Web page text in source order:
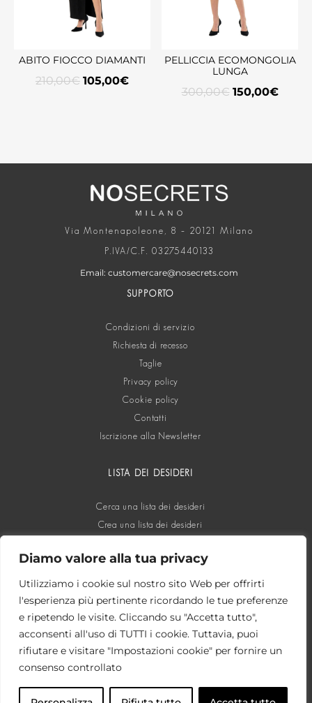
Diamo valore alla tua privacy
Utilizziamo i cookie sul nostro sito Web per offrirti
l'esperienza più pertinente ricordando le tue preferenze
e ripetendo le visite. Cliccando su "Accetta tutto",
acconsenti all'uso di TUTTI i cookie. Tuttavia, puoi
rifiutare e visitare "Impostazioni cookie" per fornire un
consenso controllato
ABITO FIOCCO DIAMANTI
210,00€ 105,00€
PELLICCIA ECOMONGOLIA
LUNGA
300,00€ 150,00€
Via Montenapoleone, 8 – 20121 Milano
P.IVA/C.F. 03275440133
Email: customercare@nosecrets.com
SUPPORTO
Condizioni di servizio
Richiesta di recesso
Taglie
Privacy policy
Cookie policy
Contatti
Iscrizione alla Newsletter
LISTA DEI DESIDERI
Cerca una lista dei desideri
Crea una lista dei desideri
SOCIAL